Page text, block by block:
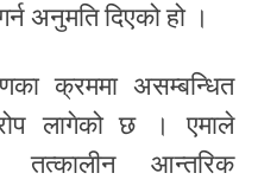
अनुमति दिएको हो ।
क्रममा असम्बन्धित
लागेको छ । एमाले
आन्तरिक